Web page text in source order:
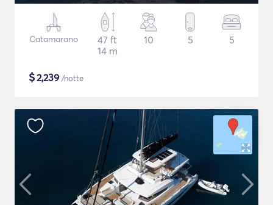
Catamarano
47 ft
14 m
10 5 5
$2,239 /notte